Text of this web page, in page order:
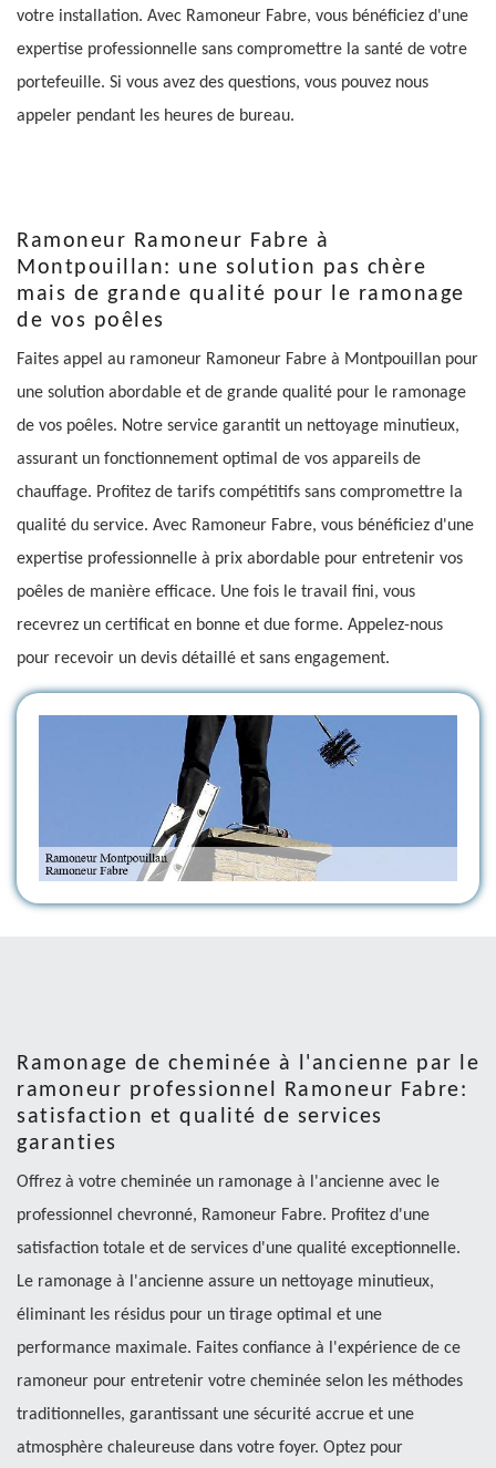
votre installation. Avec Ramoneur Fabre, vous bénéficiez d'une
expertise professionnelle sans compromettre la santé de votre
portefeuille. Si vous avez des questions, vous pouvez nous
appeler pendant les heures de bureau.
Ramoneur Ramoneur Fabre à
Montpouillan: une solution pas chère
mais de grande qualité pour le ramonage
de vos poêles
Faites appel au ramoneur Ramoneur Fabre à Montpouillan pour
une solution abordable et de grande qualité pour le ramonage
de vos poêles. Notre service garantit un nettoyage minutieux,
assurant un fonctionnement optimal de vos appareils de
chauffage. Profitez de tarifs compétitifs sans compromettre la
qualité du service. Avec Ramoneur Fabre, vous bénéficiez d'une
expertise professionnelle à prix abordable pour entretenir vos
poêles de manière efficace. Une fois le travail fini, vous
recevrez un certificat en bonne et due forme. Appelez-nous
pour recevoir un devis détaillé et sans engagement.
Ramonage de cheminée à l'ancienne par le
ramoneur professionnel Ramoneur Fabre:
satisfaction et qualité de services
garanties
Offrez à votre cheminée un ramonage à l'ancienne avec le
professionnel chevronné, Ramoneur Fabre. Profitez d'une
satisfaction totale et de services d'une qualité exceptionnelle.
Le ramonage à l'ancienne assure un nettoyage minutieux,
éliminant les résidus pour un tirage optimal et une
performance maximale. Faites confiance à l'expérience de ce
ramoneur pour entretenir votre cheminée selon les méthodes
traditionnelles, garantissant une sécurité accrue et une
atmosphère chaleureuse dans votre foyer. Optez pour